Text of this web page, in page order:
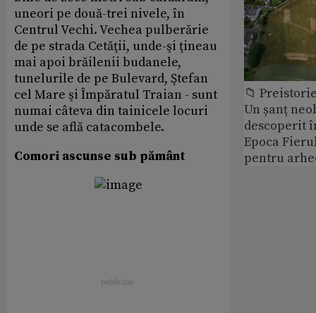
uneori pe două-trei nivele, în
Centrul Vechi. Vechea pulberărie
de pe strada Cetăţii, unde-şi ţineau
mai apoi brăilenii budanele,
tunelurile de pe Bulevard, Ştefan
cel Mare şi Împăratul Traian - sunt
numai câteva din tainicele locuri
unde se află catacombele.
Comori ascunse sub pământ
📁
Un șanț
descoperit
Epoca
pentru